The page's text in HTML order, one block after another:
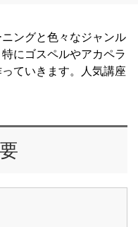
ングと色々なジャンル
にゴスペルやアカペラ
ていきます。人気講座